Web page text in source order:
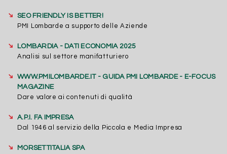
➔
SEO FRIENDLY IS BETTER!
PMI Lombarde a supporto delle Aziende
➔
LOMBARDIA - DATI ECONOMIA 2025
Analisi sul settore manifatturiero
➔
WWW.PMILOMBARDE.IT - GUIDA PMI LOMBARDE - E-FOCUS
MAGAZINE
Dare valore ai contenuti di qualità
➔
A.P.I. FA IMPRESA
Dal 1946 al servizio della Piccola e Media Impresa
➔
MORSETTITALIA SPA